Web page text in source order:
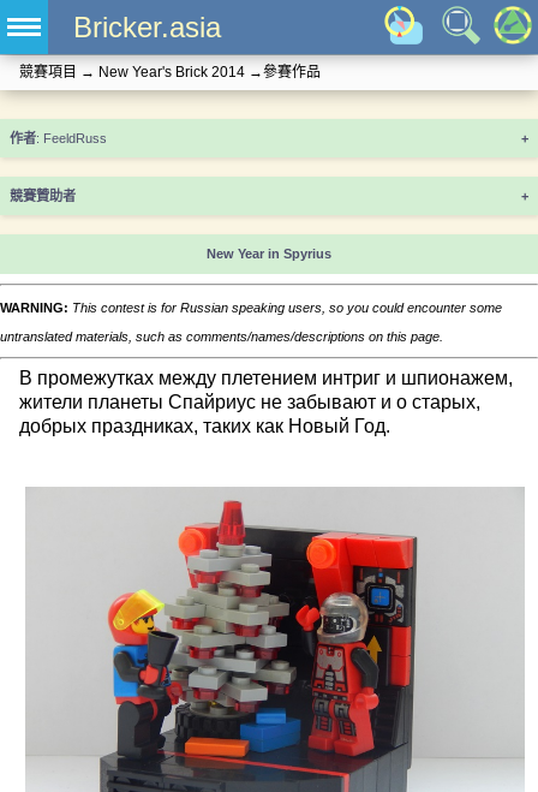
Bricker.asia
競賽項目 → New Year's Brick 2014 →參賽作品
+
競賽贊助者 +
New Year in Spyrius
WARNING: This contest is for Russian speaking users, so you could encounter some
untranslated materials, such as comments/names/descriptions on this page.
В промежутках между плетением интриг и шпионажем,
жители планеты Спайриус не забывают и о старых,
добрых праздниках, таких как Новый Год.